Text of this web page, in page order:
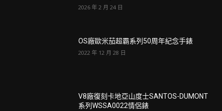
2026 年 2 月 24 日
OS廠歐米茄超霸系列50周年紀念手錶
2022 年 12 月 28 日
V8廠復刻卡地亞山度士SANTOS-DUMONT
系列WSSA0022情侶錶